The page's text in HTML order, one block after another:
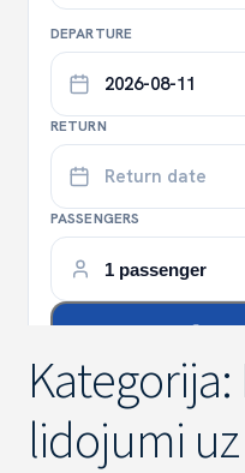
Kategorija:
lidojumi